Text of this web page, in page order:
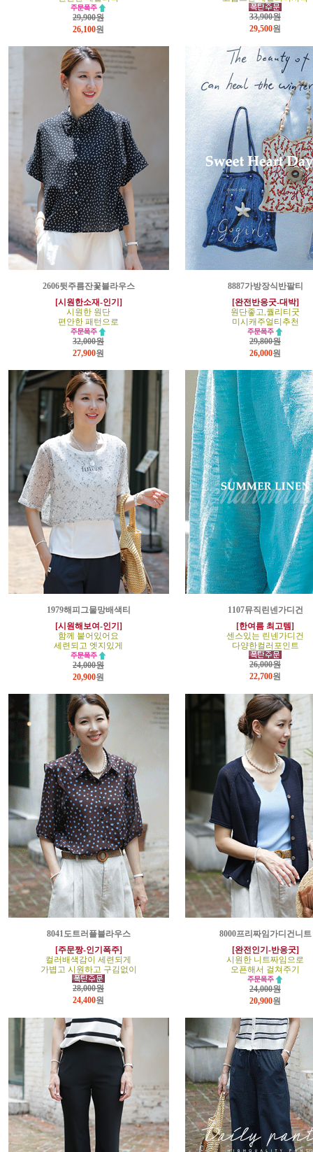
29,900원
26,100원
33,900원
29,500원
2606뒷주름잔꽃블라우스
[시원한소재-인기]
시원한 원단
편안한 패턴으로
32,000원
27,900원
8887가방장식반팔티
[완전반응굿-대박]
원단좋고,퀄리티굿
미시캐주얼티추천
29,800원
26,000원
1979해피그물망배색티
[시원해보여-인기]
함께 붙어있어요
세련되고 엣지있게
24,000원
20,900원
1107뮤직린넨가디건
[한여름 최고템]
센스있는 린넨가디건
다양한컬러포인트
26,000원
22,700원
8041도트러플블라우스
[주문짱-인기폭주]
컬러배색감이 세련되게
가볍고 시원하고 구김없이
28,000원
24,400원
8000프리짜임가디건니트
[완전인기-반응굿]
시원한 니트짜임으로
오픈해서 걸쳐주기
24,000원
20,900원